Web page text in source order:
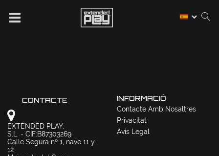
CONTACTE
EXTENDED PLAY,
S.L. - CIF:B87303269
Calle Segura nº 1, nave 11 y
12
INFORMACIÓ
Contacte Amb Nosaltres
Privacitat
Avís Legal